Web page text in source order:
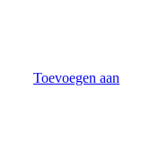
Toevoegen aan